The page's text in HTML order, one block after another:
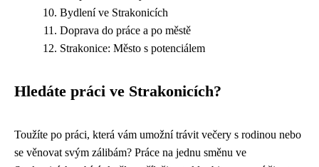
Bydlení ve Strakonicích
Doprava do práce a po městě
Strakonice: Město s potenciálem
Hledáte práci ve Strakonicích?
Toužíte po práci, která vám umožní trávit večery s rodinou nebo
se věnovat svým zálibám? Práce na jednu směnu ve